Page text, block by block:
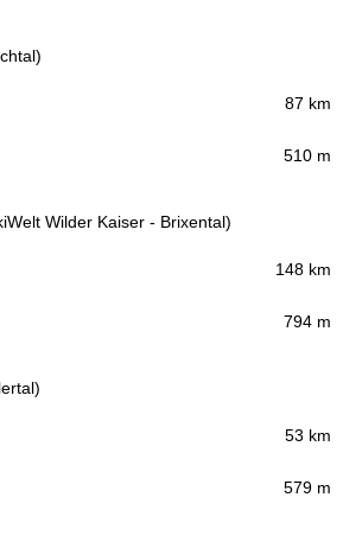
87 km
510 m
Wilder Kaiser - Brixental)
148 km
794 m
53 km
579 m